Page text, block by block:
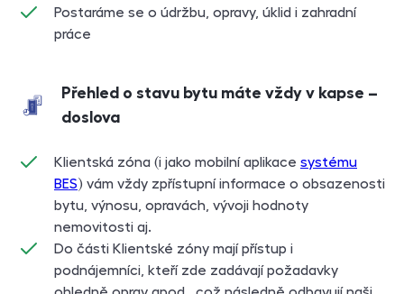
Postaráme se o údržbu, opravy, úklid i zahradní
práce
Přehled o stavu bytu máte vždy v kapse –
doslova
Klientská zóna (i jako mobilní aplikace systému
BES) vám vždy zpřístupní informace o obsazenosti
bytu, výnosu, opravách, vývoji hodnoty
nemovitosti aj.
Do části Klientské zóny mají přístup i
podnájemníci, kteří zde zadávají požadavky